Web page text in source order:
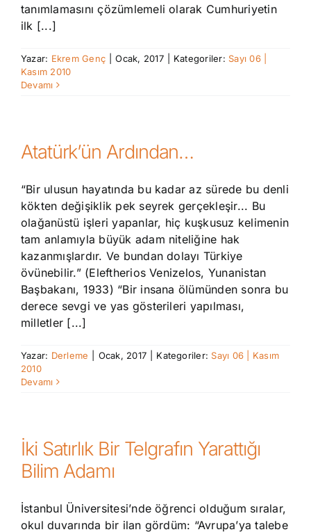
tanımlamasını çözümlemeli olarak Cumhuriyetin
ilk [...]
Yazar: Ekrem Genç Ocak, 2017 Kategoriler: Sayı 06 |
Kasım 2010
Devamı
Atatürk’ün Ardından…
“Bir ulusun hayatında bu kadar az sürede bu denli
kökten değişiklik pek seyrek gerçekleşir... Bu
olağanüstü işleri yapanlar, hiç kuşkusuz kelimenin
tam anlamıyla büyük adam niteliğine hak
kazanmışlardır. Ve bundan dolayı Türkiye
övünebilir.” (Eleftherios Venizelos, Yunanistan
Başbakanı, 1933) “Bir insana ölümünden sonra bu
derece sevgi ve yas gösterileri yapılması,
milletler [...]
Yazar: Derleme Ocak, 2017 Kategoriler: Sayı 06 | Kasım
2010
Devamı
İki Satırlık Bir Telgrafın Yarattığı
Bilim Adamı
İstanbul Üniversitesi’nde öğrenci olduğum sıralar,
okul duvarında bir ilan gördüm: “Avrupa’ya talebe